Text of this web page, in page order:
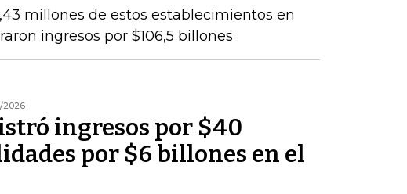
millones de estos establecimientos en
ingresos por $106,5 billones
2026
ingresos por $40
por $6 billones en el